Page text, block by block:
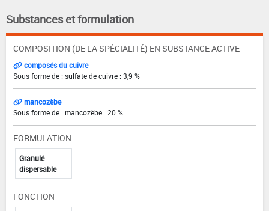
Substances et formulation
COMPOSITION (DE LA SPÉCIALITÉ) EN SUBSTANCE ACTIVE
composés du cuivre
Sous forme de : sulfate de cuivre : 3,9 %
mancozèbe
Sous forme de : mancozèbe : 20 %
FORMULATION
Granulé
dispersable
FONCTION